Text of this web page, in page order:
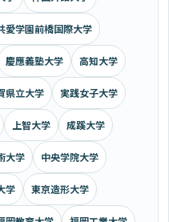
愛学園前橋国際大学
慶應義塾大学 高知大学
県立大学 実践女子大学
上智大学 成蹊大学
大学 中央学院大学
学 東京造形大学